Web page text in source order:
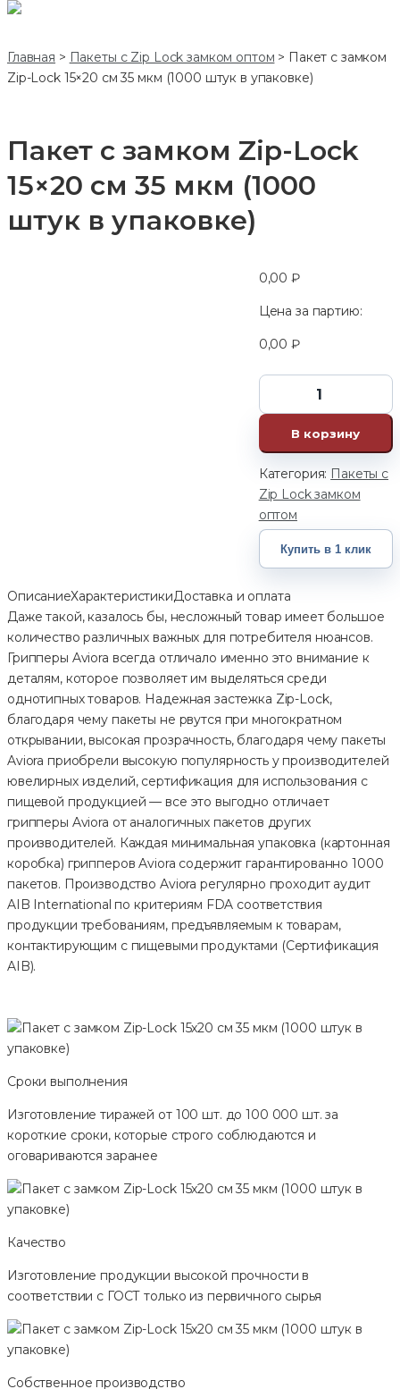
Главная > Пакеты с Zip Lock замком оптом > Пакет с замком
Zip-Lock 15×20 см 35 мкм (1000 штук в упаковке)
Пакет с замком Zip-Lock
15×20 см 35 мкм (1000
штук в упаковке)
0,00 ₽
Цена за партию:
0,00 ₽
В корзину
Категория: Пакеты с
Zip Lock замком
оптом
Купить в 1 клик
ОписаниеХарактеристикиДоставка и оплата
Даже такой, казалось бы, несложный товар имеет большое
количество различных важных для потребителя нюансов.
Грипперы Aviora всегда отличало именно это внимание к
деталям, которое позволяет им выделяться среди
однотипных товаров. Надежная застежка Zip-Lock,
благодаря чему пакеты не рвутся при многократном
открывании, высокая прозрачность, благодаря чему пакеты
Aviora приобрели высокую популярность у производителей
ювелирных изделий, сертификация для использования с
пищевой продукцией — все это выгодно отличает
грипперы Aviora от аналогичных пакетов других
производителей. Каждая минимальная упаковка (картонная
коробка) грипперов Aviora содержит гарантированно 1000
пакетов. Производство Aviora регулярно проходит аудит
AIB International по критериям FDA соответствия
продукции требованиям, предъявляемым к товарам,
контактирующим с пищевыми продуктами (Сертификация
AIB).
Сроки выполнения
Изготовление тиражей от 100 шт. до 100 000 шт. за
короткие сроки, которые строго соблюдаются и
оговариваются заранее
Качество
Изготовление продукции высокой прочности в
соответствии с ГОСТ только из первичного сырья
Собственное производство